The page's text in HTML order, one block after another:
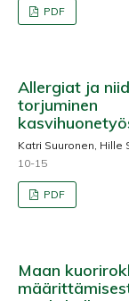
PDF
Allergiat ja
torjuminen
Katri Suuronen, Hille
10-15
PDF
Maan